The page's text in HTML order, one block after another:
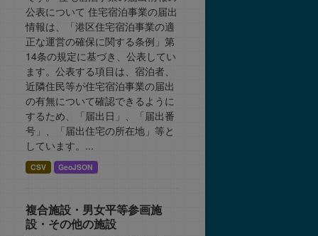
公表について 住宅宿泊事業の届出
情報は、「港区住宅宿泊事業の適
正な運営の確保に関する条例」第
14条の規定に基づき、公表してい
ます。公表する項目は、宿泊者、
近隣住民等が住宅宿泊事業の届出
の有無について確認できるように
するため、「届出日」、「届出番
号」、「届出住宅の所在地」等と
しています。...
CSV GeoJSON
複合施設・男女平等参画施
設・その他の施設